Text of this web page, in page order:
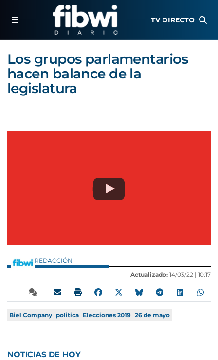
TV DIRECTO
Los grupos parlamentarios
hacen balance de la
legislatura
REDACCIÓN
Actualizado: 14/03/22 | 10:17
Biel Company politica Elecciones 2019 26 de mayo
NOTICIAS DE HOY